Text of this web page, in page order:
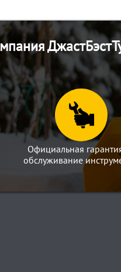
Официальная
обслуживание